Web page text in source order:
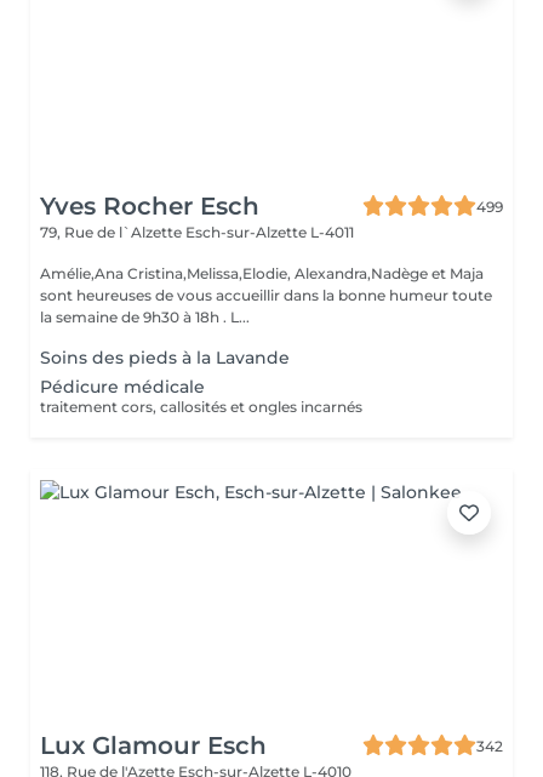
Yves Rocher Esch
499
79, Rue de l`Alzette Esch-sur-Alzette L-4011
Amélie,Ana Cristina,Melissa,Elodie, Alexandra,Nadège et Maja
sont heureuses de vous accueillir dans la bonne humeur toute
la semaine de 9h30 à 18h . L...
Soins des pieds à la Lavande
Pédicure médicale
traitement cors, callosités et ongles incarnés
Lux Glamour Esch
342
118, Rue de l'Azette Esch-sur-Alzette L-4010